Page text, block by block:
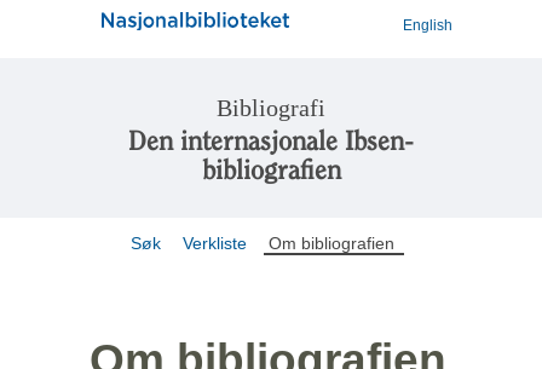
English
Bibliografi
Den internasjonale Ibsen-
bibliografien
Søk Verkliste Om bibliografien